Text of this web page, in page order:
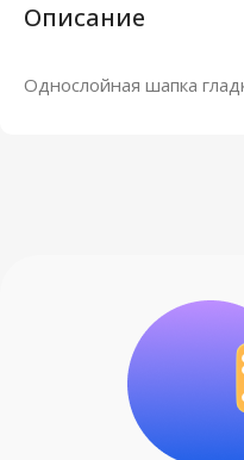
Описание
Однослойная шапка